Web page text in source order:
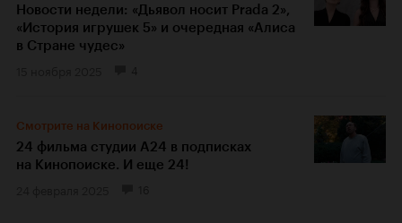
Новости недели: «Дьявол носит Prada 2»,
«История игрушек 5» и очередная «Алиса
в Стране чудес»
Смотрите на Кинопоиске
24 фильма студии А24 в подписках
на Кинопоиске. И еще 24!